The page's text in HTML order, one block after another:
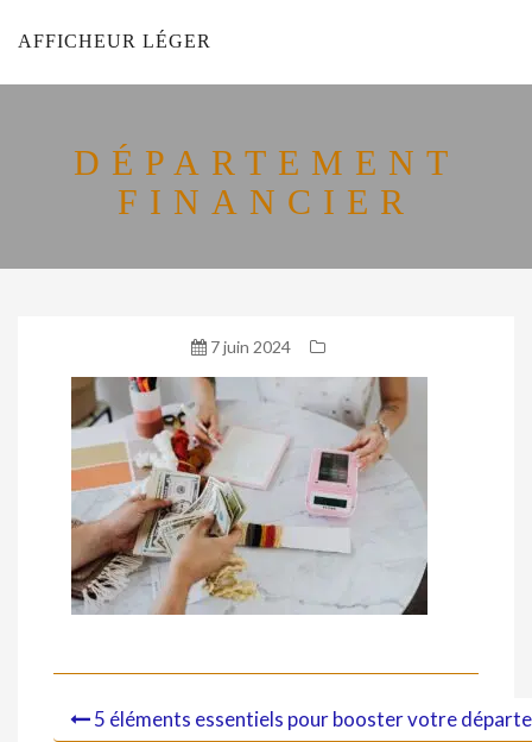
AFFICHEUR LÉGER
DÉPARTEMENT
FINANCIER
7 juin 2024
5 éléments essentiels pour booster votre